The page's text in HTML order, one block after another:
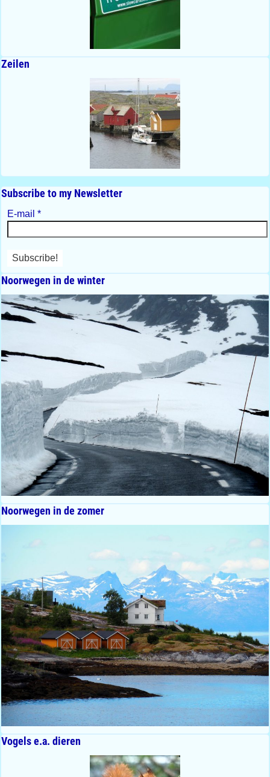
Zeilen
Subscribe to my Newsletter
E-mail *
Noorwegen in de winter
Noorwegen in de zomer
Vogels e.a. dieren